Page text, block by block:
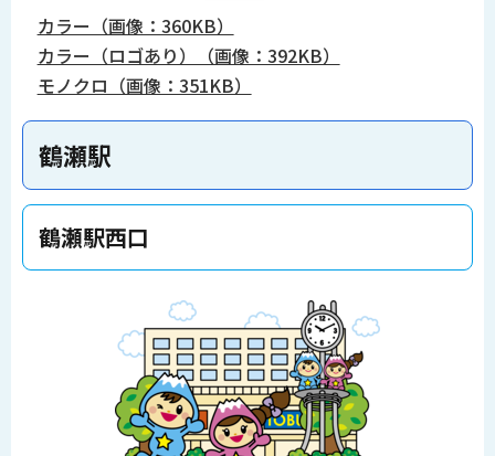
カラー（画像：360KB）
カラー（ロゴあり）（画像：392KB）
モノクロ（画像：351KB）
鶴瀬駅
鶴瀬駅西口